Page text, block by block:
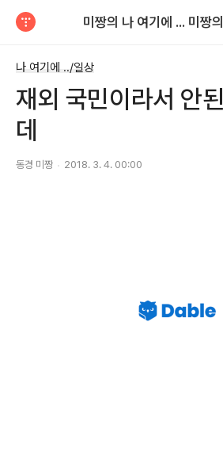
나 여기에 ../일상
재외 국민이라서 안
데
동경 미짱 2018. 3. 4. 00:00